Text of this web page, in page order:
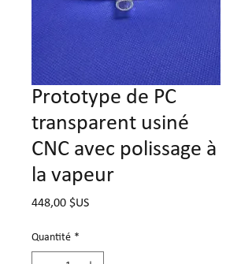
Prototype de PC
transparent usiné
CNC avec polissage à
la vapeur
448,00 $USPrix
Quantité *